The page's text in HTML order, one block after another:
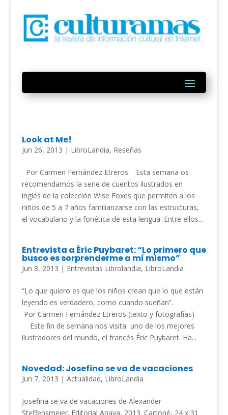
Look at Me!
Jun 26, 2013 | LibroLandia, Reseñas
Por Carmen Fernández Etreros. Esta semana os
recomendamos la serie de cuentos ilustrados en
inglés de la colección Wise Foxes que permiten a los
niños de 5 a 7 años familiarizarse con las estructuras,
el vocabulario y la fonética de esta lengua. Entre ellos...
Entrevista a Éric Puybaret: “Lo primero que
busco es sorprenderme a mí mismo”
Jun 8, 2013 | Entrevistas Librolandia, LibroLandia
“Lo que quiero es que los niños crean que lo que están
leyendo es verdadero, como cuando sueñan”.
Por Carmen Fernández Etreros (texto y fotografías).
Este fin de semana nos visita uno de los mejores
ilustradores del mundo, el francés Éric Puybaret. Ha...
Novedad: Josefina se va de vacaciones
Jun 7, 2013 | Actualidad, LibroLandia
Josefina se va de vacaciones de Alexander
Steffensmeier. Editorial Anaya, 2013. Cartoné, 24 x 31